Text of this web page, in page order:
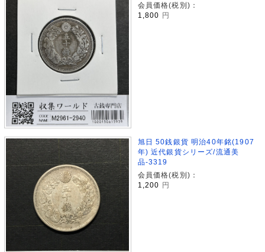
会員価格(税別)：
1,800 円
旭日 50銭銀貨 明治40年銘(1907
年) 近代銀貨シリーズ/流通美
品-3319
会員価格(税別)：
1,200 円